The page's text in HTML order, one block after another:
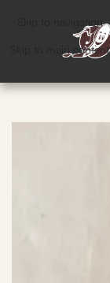
Skip to navigation
Skip to main content